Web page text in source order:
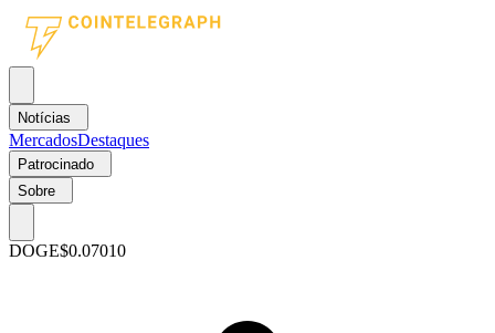
Notícias
MercadosDestaques
Patrocinado
Sobre
DOGE$0.07010